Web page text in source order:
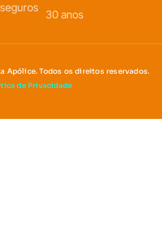
30 anos
Apólice. Todos os direitos reservados.
de Privacidade